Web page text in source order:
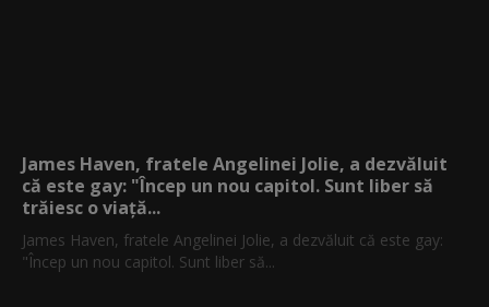
James Haven, fratele Angelinei Jolie, a dezvăluit
că este gay: "Încep un nou capitol. Sunt liber să
trăiesc o viață...
James Haven, fratele Angelinei Jolie, a dezvăluit că este gay:
"Încep un nou capitol. Sunt liber să...